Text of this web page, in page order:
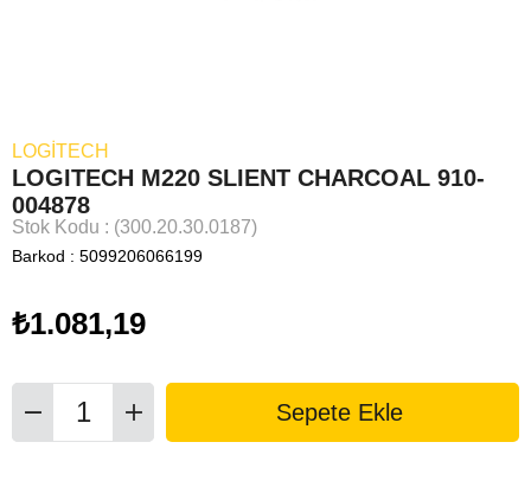
LOGITECH
LOGITECH M220 SLIENT CHARCOAL 910-
004878
Stok Kodu (300.20.30.0187)
Barkod : 5099206066199
₺1.081,19